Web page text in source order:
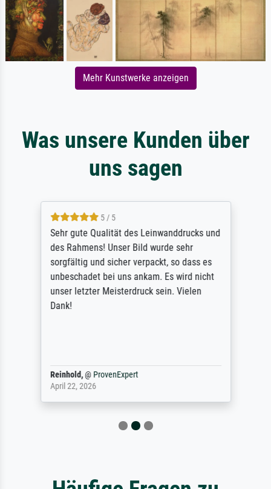
Mehr Kunstwerke anzeigen
Was unsere Kunden über
uns sagen
5 / 5
Sehr gute Qualität des Leinwanddrucks und
des Rahmens! Unser Bild wurde sehr
sorgfältig und sicher verpackt, so dass es
unbeschadet bei uns ankam. Es wird nicht
unser letzter Meisterdruck sein. Vielen
Dank!
Reinhold,@ ProvenExpert
April 22, 2026